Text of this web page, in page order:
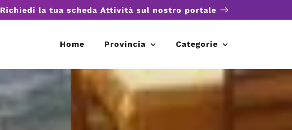
Richiedi la tua scheda Attività sul nostro portale
Home Provincia Categorie